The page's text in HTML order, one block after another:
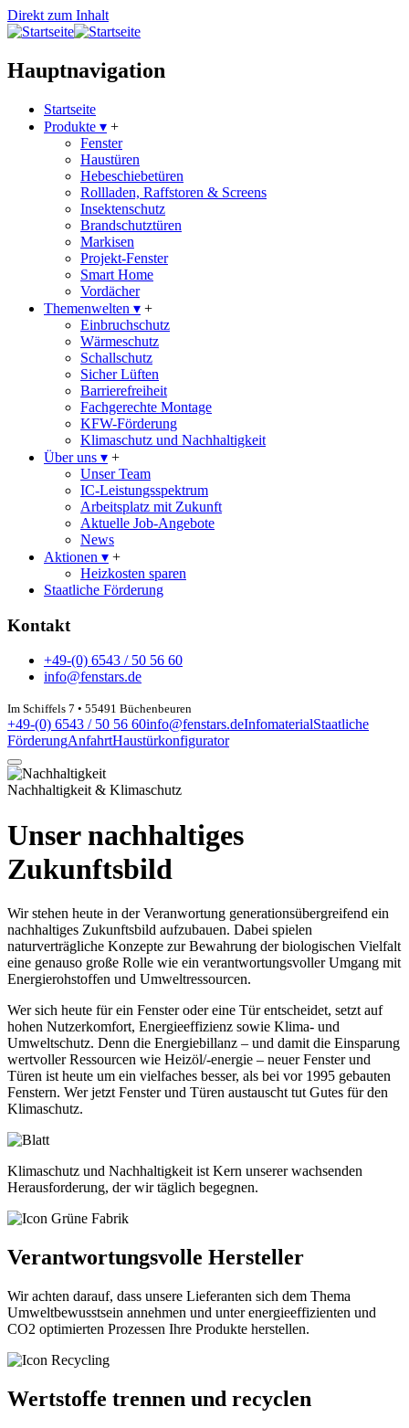
Direkt zum Inhalt
Hauptnavigation
Startseite
Produkte ▾ +
Fenster
Haustüren
Hebeschiebetüren
Rollladen, Raffstoren & Screens
Insektenschutz
Brandschutztüren
Markisen
Projekt-Fenster
Smart Home
Vordächer
Themenwelten ▾ +
Einbruchschutz
Wärmeschutz
Schallschutz
Sicher Lüften
Barrierefreiheit
Fachgerechte Montage
KFW-Förderung
Klimaschutz und Nachhaltigkeit
Über uns ▾ +
Unser Team
IC-Leistungsspektrum
Arbeitsplatz mit Zukunft
Aktuelle Job-Angebote
News
Aktionen ▾ +
Heizkosten sparen
Staatliche Förderung
Kontakt
+49-(0) 6543 / 50 56 60
info@fenstars.de
Im Schiffels 7 • 55491 Büchenbeuren
+49-(0) 6543 / 50 56 60info@fenstars.deInfomaterialStaatliche
FörderungAnfahrtHaustürkonfigurator
Nachhaltigkeit & Klimaschutz
Unser nachhaltiges
Zukunftsbild
Wir stehen heute in der Veranwortung generationsübergreifend ein
nachhaltiges Zukunftsbild aufzubauen. Dabei spielen
naturverträgliche Konzepte zur Bewahrung der biologischen Vielfalt
eine genauso große Rolle wie ein verantwortungsvoller Umgang mit
Energierohstoffen und Umweltressourcen.
Wer sich heute für ein Fenster oder eine Tür entscheidet, setzt auf
hohen Nutzerkomfort, Energieeffizienz sowie Klima- und
Umweltschutz. Denn die Energiebillanz – und damit die Einsparung
wertvoller Ressourcen wie Heizöl/-energie – neuer Fenster und
Türen ist heute um ein vielfaches besser, als bei vor 1995 gebauten
Fenstern. Wer jetzt Fenster und Türen austauscht tut Gutes für den
Klimaschutz.
Klimaschutz und Nachhaltigkeit ist Kern unserer wachsenden
Herausforderung, der wir täglich begegnen.
Verantwortungsvolle Hersteller
Wir achten darauf, dass unsere Lieferanten sich dem Thema
Umweltbewusstsein annehmen und unter energieeffizienten und
CO2 optimierten Prozessen Ihre Produkte herstellen.
Wertstoffe trennen und recyclen